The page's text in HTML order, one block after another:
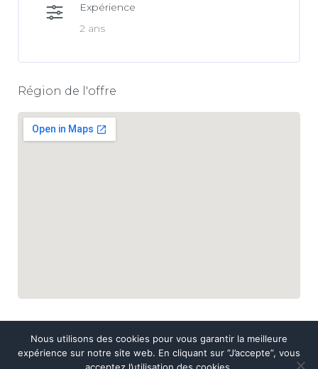
Expérience
2 ans
Région de l'offre
Nous utilisons des cookies pour vous garantir la meilleure
expérience sur notre site web. En cliquant sur ”J’accepte”, vous